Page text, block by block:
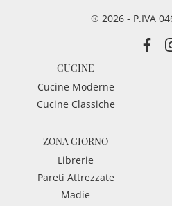
® 2026 - P.IVA
CUCINE
Cucine Moderne
Cucine Classiche
ZONA GIORNO
Librerie
Pareti Attrezzate
Madie